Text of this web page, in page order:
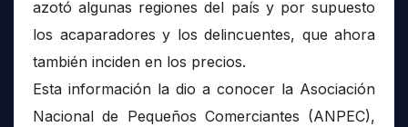
azotó algunas regiones del país y por supuesto
los acaparadores y los delincuentes, que ahora
también inciden en los precios.
Esta información la dio a conocer la Asociación
Nacional de Pequeños Comerciantes (ANPEC),